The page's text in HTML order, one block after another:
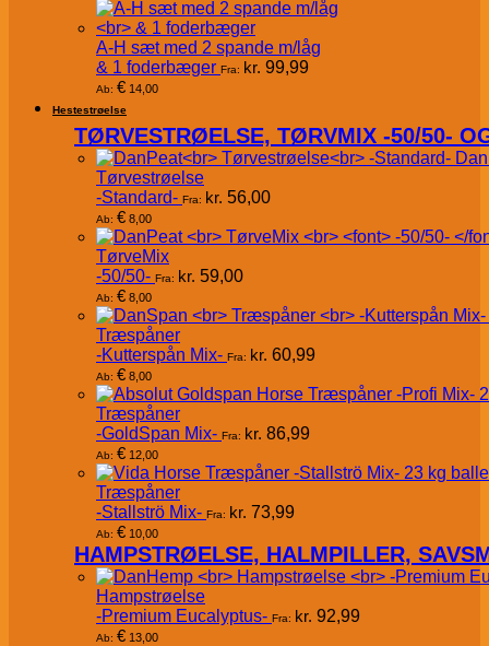
A-H sæt med 2 spande m/låg
& 1 foderbæger Fra: kr. 99,99
Ab: € 14,00
Hestestrøelse
TØRVESTRØELSE, TØRVMIX -50/50-
Tørvestrøelse
-Standard- Fra: kr. 56,00
Ab: € 8,00
TørveMix
-50/50- Fra: kr. 59,00
Ab: € 8,00
Træspåner
-Kutterspån Mix- Fra: kr. 60,99
Ab: € 8,00
Træspåner
-GoldSpan Mix- Fra: kr. 86,99
Ab: € 12,00
Træspåner
-Stallströ Mix- Fra: kr. 73,99
Ab: € 10,00
HAMPSTRØELSE, HALMPILLER,
Hampstrøelse
-Premium Eucalyptus- Fra: kr. 92,99
Ab: € 13,00